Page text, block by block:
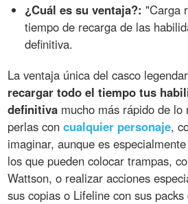
¿Cuál es su ventaja?: "Carga
tiempo de recarga de las
definitiva.
La ventaja única del casco
recargar todo el tiempo tus
definitiva mucho más rápido de
perlas concualquier personaje,
imaginar, aunque es
los que pueden colocar trampas,
Wattson, o realizar acciones
sus copias o Lifeline con sus